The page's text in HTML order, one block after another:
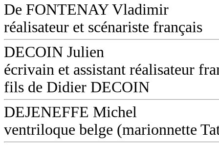
De FONTENAY Vladimir
réalisateur et scénariste français
DECOIN Julien
écrivain et assistant réalisateur
fils de Didier DECOIN
DEJENEFFE Michel
ventriloque belge (marionnette